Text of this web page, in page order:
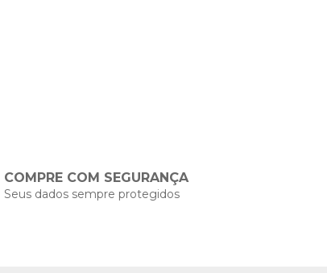
COMPRE COM SEGURANÇA
Seus dados sempre protegidos